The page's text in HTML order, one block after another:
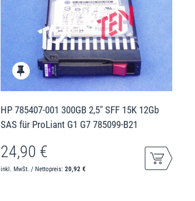
HP 785407-001 300GB 2,5" SFF 15K 12Gb
SAS für ProLiant G1 G7 785099-B21
24,90 €
inkl. MwSt. / Nettopreis: 20,92 €